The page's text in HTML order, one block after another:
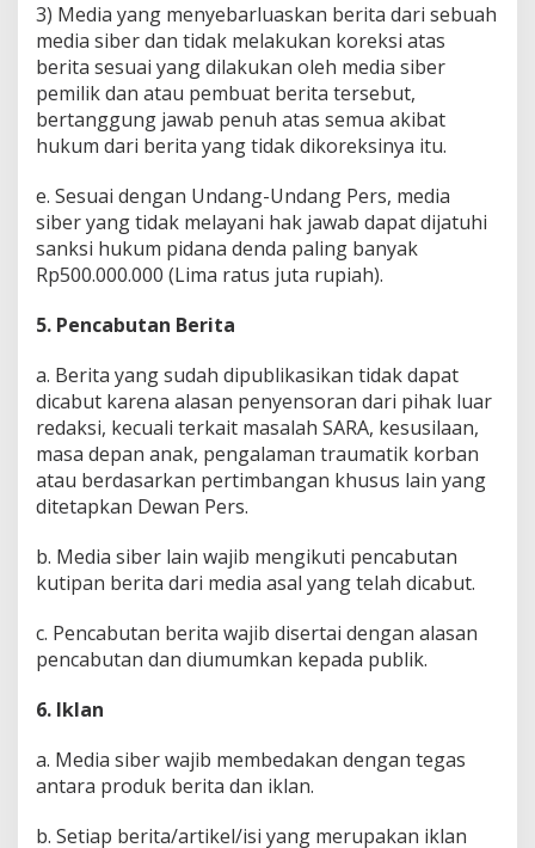
3) Media yang menyebarluaskan berita dari sebuah
media siber dan tidak melakukan koreksi atas
berita sesuai yang dilakukan oleh media siber
pemilik dan atau pembuat berita tersebut,
bertanggung jawab penuh atas semua akibat
hukum dari berita yang tidak dikoreksinya itu.
e. Sesuai dengan Undang-Undang Pers, media
siber yang tidak melayani hak jawab dapat dijatuhi
sanksi hukum pidana denda paling banyak
Rp500.000.000 (Lima ratus juta rupiah).
5. Pencabutan Berita
a. Berita yang sudah dipublikasikan tidak dapat
dicabut karena alasan penyensoran dari pihak luar
redaksi, kecuali terkait masalah SARA, kesusilaan,
masa depan anak, pengalaman traumatik korban
atau berdasarkan pertimbangan khusus lain yang
ditetapkan Dewan Pers.
b. Media siber lain wajib mengikuti pencabutan
kutipan berita dari media asal yang telah dicabut.
c. Pencabutan berita wajib disertai dengan alasan
pencabutan dan diumumkan kepada publik.
6. Iklan
a. Media siber wajib membedakan dengan tegas
antara produk berita dan iklan.
b. Setiap berita/artikel/isi yang merupakan iklan